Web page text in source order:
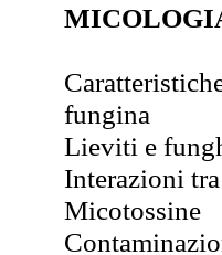
fungina
Lieviti e
Interazioni
Micotossine